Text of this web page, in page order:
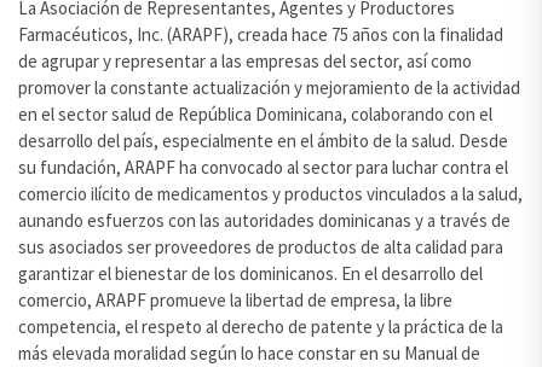
La Asociación de Representantes, Agentes y Productores
Farmacéuticos, Inc. (ARAPF), creada hace 75 años con la finalidad
de agrupar y representar a las empresas del sector, así como
promover la constante actualización y mejoramiento de la actividad
en el sector salud de República Dominicana, colaborando con el
desarrollo del país, especialmente en el ámbito de la salud. Desde
su fundación, ARAPF ha convocado al sector para luchar contra el
comercio ilícito de medicamentos y productos vinculados a la salud,
aunando esfuerzos con las autoridades dominicanas y a través de
sus asociados ser proveedores de productos de alta calidad para
garantizar el bienestar de los dominicanos. En el desarrollo del
comercio, ARAPF promueve la libertad de empresa, la libre
competencia, el respeto al derecho de patente y la práctica de la
más elevada moralidad según lo hace constar en su Manual de